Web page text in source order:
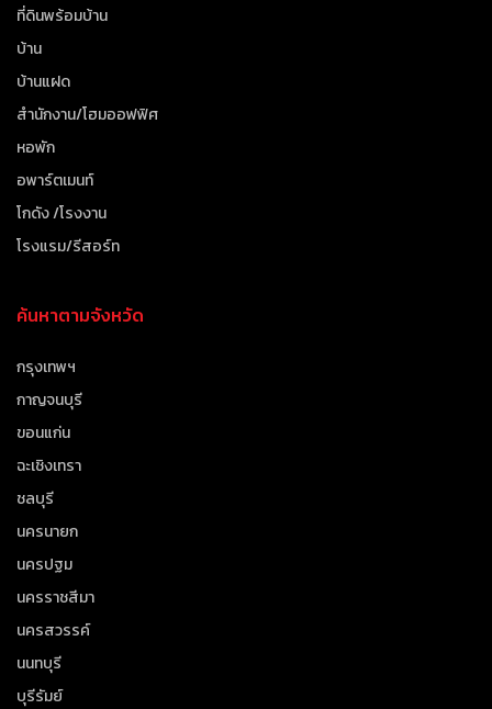
ที่ดินพร้อมบ้าน
บ้าน
บ้านแฝด
สำนักงาน/โฮมออฟฟิศ
หอพัก
อพาร์ตเมนท์
โกดัง /โรงงาน
โรงแรม/รีสอร์ท
ค้นหาตามจังหวัด
กรุงเทพฯ
กาญจนบุรี
ขอนแก่น
ฉะเชิงเทรา
ชลบุรี
นครนายก
นครปฐม
นครราชสีมา
นครสวรรค์
นนทบุรี
บุรีรัมย์